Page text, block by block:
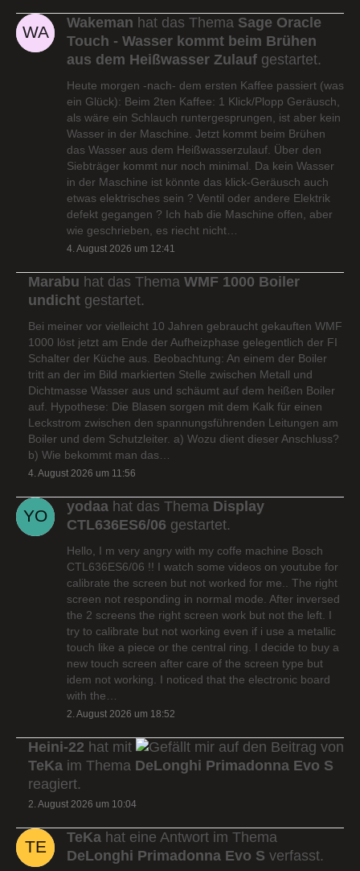
Wakeman hat das Thema Sage Oracle
Touch - Wasser kommt beim Brühen
aus dem Heißwasser Zulauf gestartet.
Heute morgen -nach- dem ersten Kaffee passiert (was
ein Glück): Beim 2ten Kaffee: 1 Klick/Plopp Geräusch,
als wäre ein Schlauch runtergesprungen, ist aber kein
Wasser in der Maschine. Jetzt kommt beim Brühen
das Wasser aus dem Heißwasserzulauf. Über den
Siebträger kommt nur noch minimal. Da kein Wasser
in der Maschine ist könnte das klick-Geräusch auch
etwas elektrisches sein ? Ventil oder andere Elektrik
defekt gegangen ? Ich hab die Maschine offen, aber
wie geschrieben, es riecht nicht…
4. August 2026 um 12:41
Marabu hat das Thema WMF 1000 Boiler
undicht gestartet.
Bei meiner vor vielleicht 10 Jahren gebraucht gekauften WMF
1000 löst jetzt am Ende der Aufheizphase gelegentlich der FI
Schalter der Küche aus. Beobachtung: An einem der Boiler
tritt an der im Bild markierten Stelle zwischen Metall und
Dichtmasse Wasser aus und schäumt auf dem heißen Boiler
auf. Hypothese: Die Blasen sorgen mit dem Kalk für einen
Leckstrom zwischen den spannungsführenden Leitungen am
Boiler und dem Schutzleiter. a) Wozu dient dieser Anschluss?
b) Wie bekommt man das…
4. August 2026 um 11:56
yodaa hat das Thema Display
CTL636ES6/06 gestartet.
Hello, I m very angry with my coffe machine Bosch
CTL636ES6/06 !! I watch some videos on youtube for
calibrate the screen but not worked for me.. The right
screen not responding in normal mode. After inversed
the 2 screens the right screen work but not the left. I
try to calibrate but not working even if i use a metallic
touch like a piece or the central ring. I decide to buy a
new touch screen after care of the screen type but
idem not working. I noticed that the electronic board
with the…
2. August 2026 um 18:52
Heini-22 hat mit
auf den Beitrag von
TeKa im Thema DeLonghi Primadonna Evo S
reagiert.
2. August 2026 um 10:04
TeKa hat eine Antwort im Thema
DeLonghi Primadonna Evo S verfasst.